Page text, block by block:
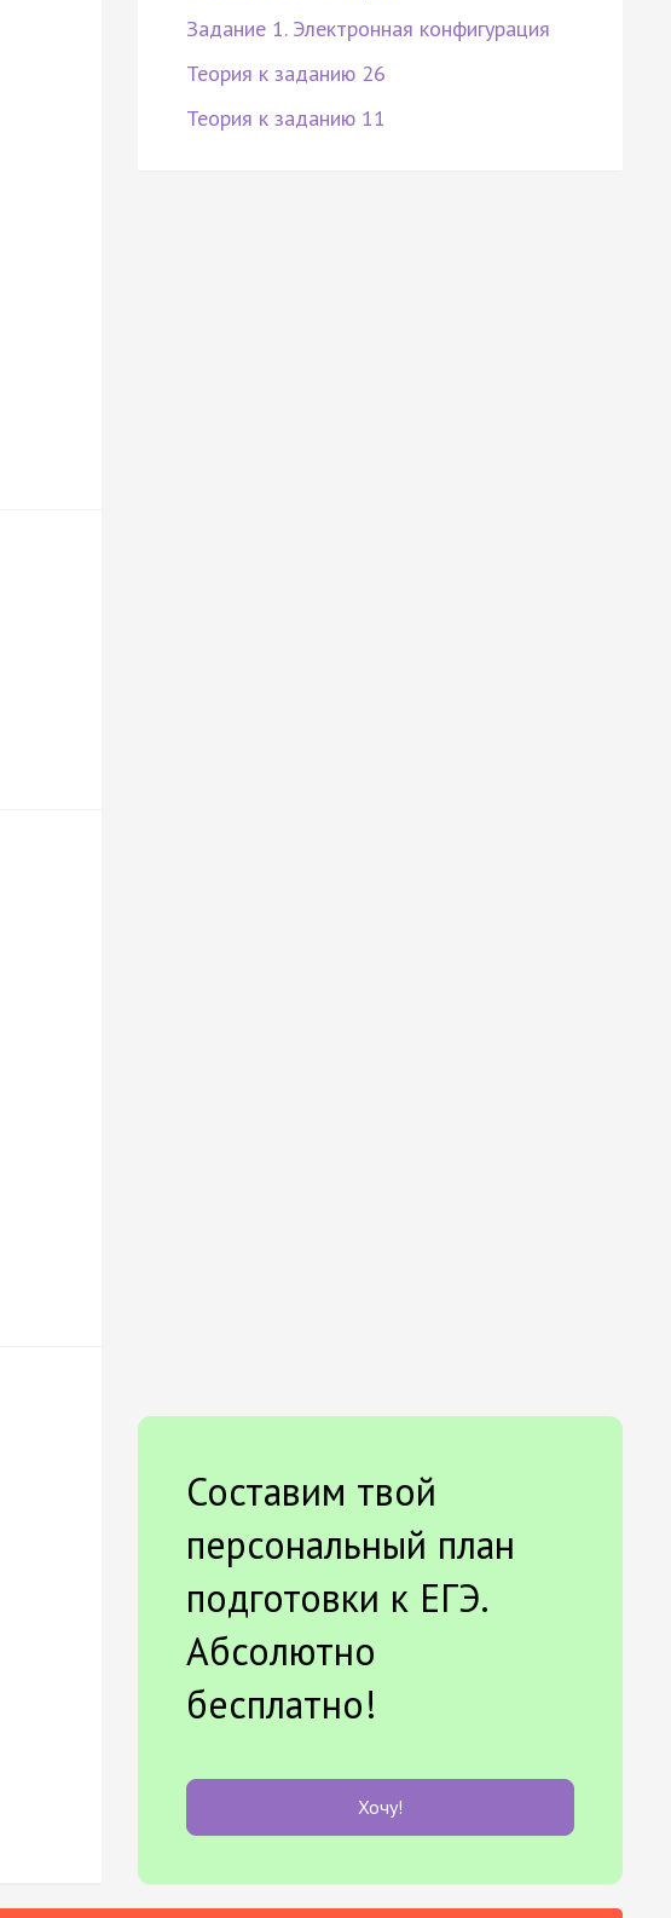
Задание 1. Электронная конфигурация
Теория к заданию 26
Теория к заданию 11
Составим твой
персональный план
подготовки к ЕГЭ.
Абсолютно
бесплатно!
Хочу!